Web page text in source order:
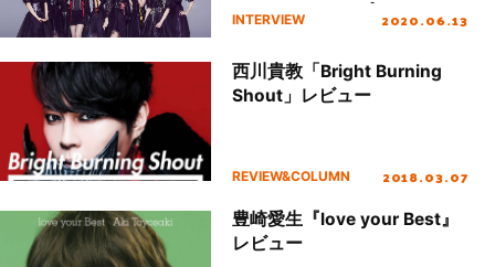
ーキャニオン）プロデューサ
INTERVIEW 2020.06.13
西川貴教「Bright Burning
Shout」レビュー
REVIEW&COLUMN 2018.03.07
豊崎愛生『love your Best』
レビュー